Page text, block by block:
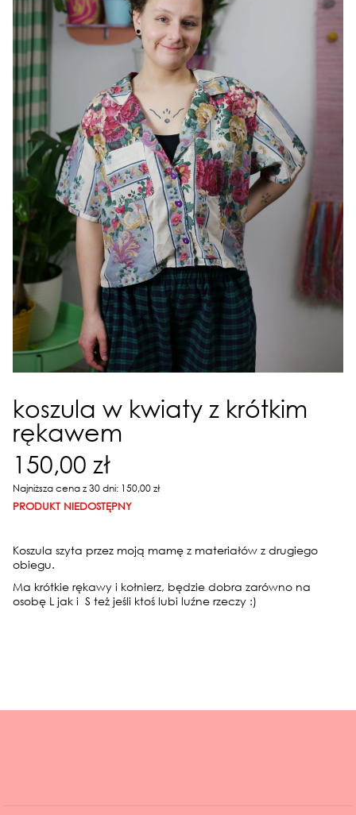
koszula w kwiaty z krótkim
rękawem
150,00 zł
Najniższa cena z 30 dni: 150,00 zł
PRODUKT NIEDOSTĘPNY
Koszula szyta przez moją mamę z materiałów z drugiego
obiegu.
Ma krótkie rękawy i kołnierz, będzie dobra zarówno na
osobę L jak i S też jeśli ktoś lubi luźne rzeczy :)